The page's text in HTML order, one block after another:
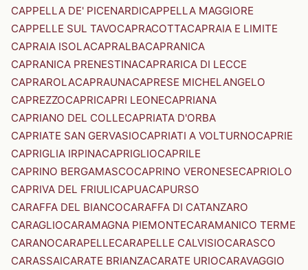
CAPPELLA DE' PICENARDICAPPELLA MAGGIORE
CAPPELLE SUL TAVOCAPRACOTTACAPRAIA E LIMITE
CAPRAIA ISOLACAPRALBACAPRANICA
CAPRANICA PRENESTINACAPRARICA DI LECCE
CAPRAROLACAPRAUNACAPRESE MICHELANGELO
CAPREZZOCAPRICAPRI LEONECAPRIANA
CAPRIANO DEL COLLECAPRIATA D'ORBA
CAPRIATE SAN GERVASIOCAPRIATI A VOLTURNOCAPRIE
CAPRIGLIA IRPINACAPRIGLIOCAPRILE
CAPRINO BERGAMASCOCAPRINO VERONESECAPRIOLO
CAPRIVA DEL FRIULICAPUACAPURSO
CARAFFA DEL BIANCOCARAFFA DI CATANZARO
CARAGLIOCARAMAGNA PIEMONTECARAMANICO TERME
CARANOCARAPELLECARAPELLE CALVISIOCARASCO
CARASSAICARATE BRIANZACARATE URIOCARAVAGGIO